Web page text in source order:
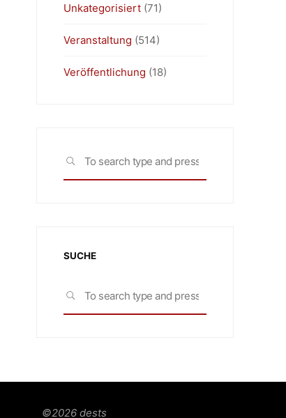
Unkategorisiert(71)
Veranstaltung (514)
Veröffentlichung (18)
SEARCH
SUCHE
SEARCH
©2026 dests